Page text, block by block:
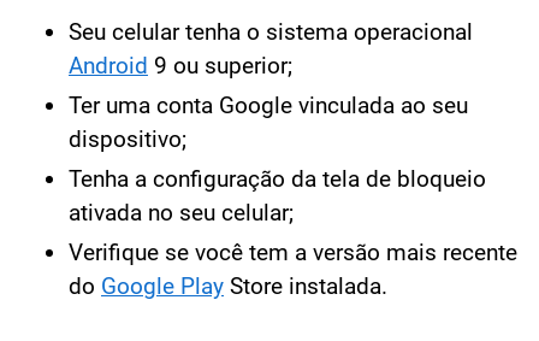
Seu celular tenha o sistema operacional
Android 9 ou superior;
Ter uma conta Google vinculada ao seu
dispositivo;
Tenha a configuração da tela de bloqueio
ativada no seu celular;
Verifique se você tem a versão mais recente
do Google Play Store instalada.